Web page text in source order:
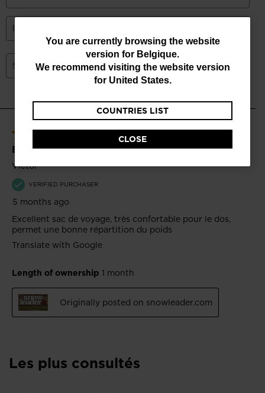
You
are
website
version
for
Belgique.
We
recommend
visiting
website
version
for
You are currently browsing the website
version for Belgique.
We recommend visiting the website version
for United States.
COUNTRIES LIST
CLOSE
Les plus consultés